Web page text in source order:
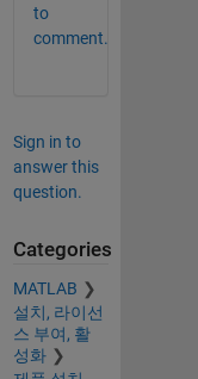
to
comment.
Sign in to
answer this
question.
Categories
MATLAB
설치, 라이선
스 부여, 활
성화